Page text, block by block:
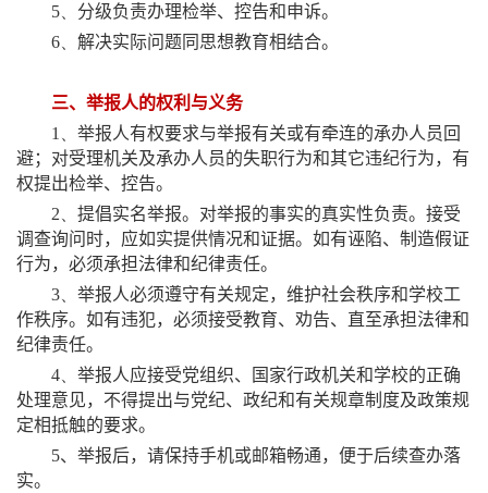
5、 分级负责办理检举、控告和申诉。
6、 解决实际问题同思想教育相结合。
三、举报人的权利与义务
1、 举报人有权要求与举报有关或有牵连的承办人员回
避；对受理机关及承办人员的失职行为和其它违纪行为，有
权提出检举、控告。
2、 提倡实名举报。对举报的事实的真实性负责。接受
调查询问时，应如实提供情况和证据。如有诬陷、制造假证
行为，必须承担法律和纪律责任。
3、 举报人必须遵守有关规定，维护社会秩序和学校工
作秩序。如有违犯，必须接受教育、劝告、直至承担法律和
纪律责任。
4、 举报人应接受党组织、国家行政机关和学校的正确
处理意见，不得提出与党纪、政纪和有关规章制度及政策规
定相抵触的要求。
5、举报后，请保持手机或邮箱畅通，便于后续查办落
实。